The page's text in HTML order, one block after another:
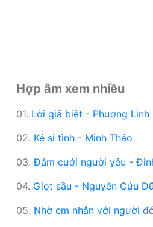
Hợp âm xem nhiều
01. Lời giã biệt - Phượng Linh
02. Kẻ si tình - Minh Thảo
03.Đám cưới người yêu -
04. Giọt sầu - Nguyễn Cửu
05. Nhờ em nhắn với người